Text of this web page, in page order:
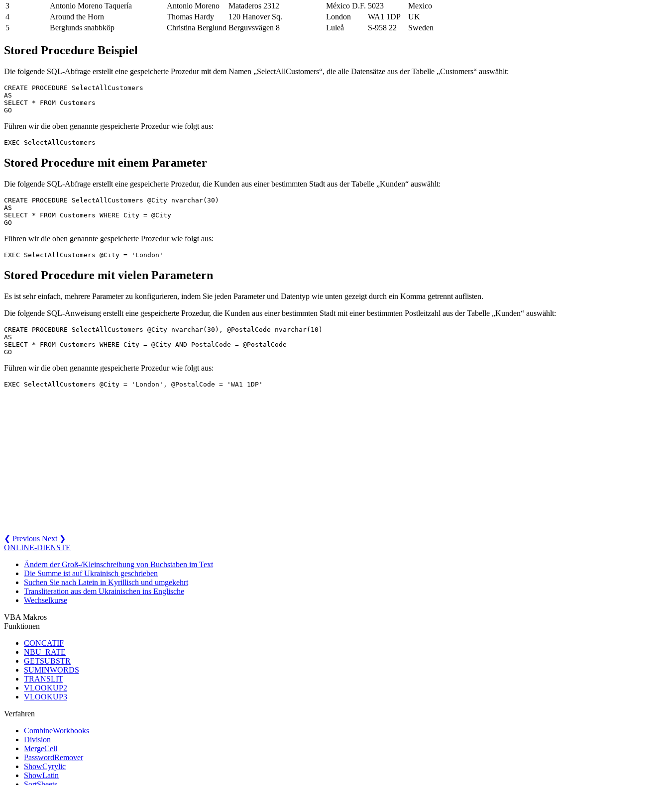
3
Antonio Moreno Taquería Antonio Moreno Mataderos 2312 México D.F. 5023
Mexico
4
Around the Horn Thomas Hardy 120 Hanover Sq. London WA1 1DP
UK
5
Berglunds snabbköp Christina Berglund Berguvsvägen 8 Luleå S-958 22 Sweden
Stored Procedure Beispiel
Die folgende SQL-Abfrage erstellt eine gespeicherte Prozedur mit dem Namen „SelectAllCustomers“, die alle Datensätze aus der Tabelle „Customers“ auswählt:
CREATE PROCEDURE SelectAllCustomers
AS
SELECT * FROM Customers
Führen wir die oben genannte gespeicherte Prozedur wie folgt aus:
Stored Procedure mit einem Parameter
Die folgende SQL-Abfrage erstellt eine gespeicherte Prozedur, die Kunden aus einer bestimmten Stadt aus der Tabelle „Kunden“ auswählt:
CREATE PROCEDURE SelectAllCustomers @City nvarchar(30)
AS
SELECT * FROM Customers WHERE City = @City
Führen wir die oben genannte gespeicherte Prozedur wie folgt aus:
Stored Procedure mit vielen Parametern
Es ist sehr einfach, mehrere Parameter zu konfigurieren, indem Sie jeden Parameter und Datentyp wie unten gezeigt durch ein Komma getrennt auflisten.
Die folgende SQL-Anweisung erstellt eine gespeicherte Prozedur, die Kunden aus einer bestimmten Stadt mit einer bestimmten Postleitzahl aus der Tabelle „Kunden“ auswählt:
CREATE PROCEDURE SelectAllCustomers @City nvarchar(30), @PostalCode nvarchar(10)
AS
SELECT * FROM Customers WHERE City = @City AND PostalCode = @PostalCode
Führen wir die oben genannte gespeicherte Prozedur wie folgt aus:
❮ Previous Next ❯
ONLINE-DIENSTE
Ändern der Groß-/Kleinschreibung von Buchstaben im Text
Die Summe ist auf Ukrainisch geschrieben
Suchen Sie nach Latein in Kyrillisch und umgekehrt
Transliteration aus dem Ukrainischen ins Englische
Wechselkurse
VBA Makros
Funktionen
CONCATIF
NBU_RATE
GETSUBSTR
SUMINWORDS
TRANSLIT
VLOOKUP2
VLOOKUP3
Verfahren
CombineWorkbooks
Division
MergeCell
PasswordRemover
ShowCyrylic
ShowLatin